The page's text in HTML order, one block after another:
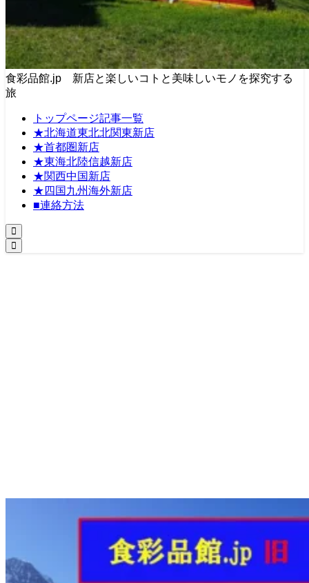
食彩品館.jp 新店と楽しいコトと美味しいモノを探究する
旅
トップページ記事一覧
★北海道東北北関東新店
★首都圏新店
★東海北陸信越新店
★関西中国新店
★四国九州海外新店
■連絡方法